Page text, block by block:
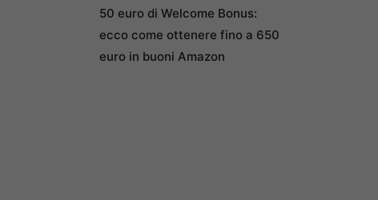
50 euro di Welcome Bonus:
ecco come ottenere fino a 650
euro in buoni Amazon